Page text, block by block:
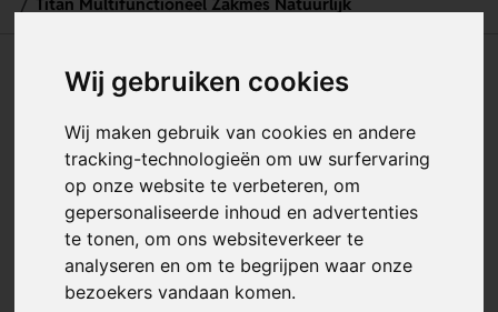
Wij gebruiken cookies
Wij maken gebruik van cookies en andere
tracking-technologieën om uw surfervaring
op onze website te verbeteren, om
gepersonaliseerde inhoud en advertenties
te tonen, om ons websiteverkeer te
analyseren en om te begrijpen waar onze
bezoekers vandaan komen.
Titan Multifunctioneel Zakmes
Natuurlijk
Artikelnummer:125173